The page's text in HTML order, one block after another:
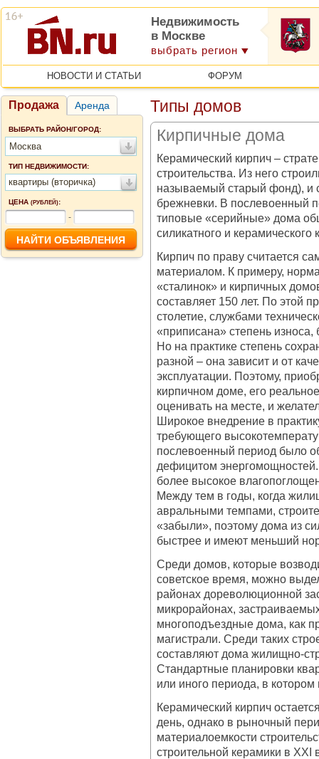
Недвижимость
в Москве
выбрать регион
НОВОСТИ И СТАТЬИ ФОРУМ
Продажа Аренда
ВЫБРАТЬ РАЙОН/ГОРОД:
Москва
ТИП НЕДВИЖИМОСТИ:
квартиры (вторичка)
ЦЕНА (РУБЛЕЙ):
-
Типы домов
Кирпичные дома
Керамический кирпич –
строительства. Из него
называемый старый фонд), и
брежневки. В послевоенный
типовые «серийные» дома
силикатного и керамического
Кирпич по праву считается
материалом. К примеру,
«сталинок» и кирпичных
составляет 150 лет. По
столетие, службами
«приписана» степень
Но на практике степень
разной – она зависит и от
эксплуатации. Поэтому,
кирпичном доме, его
оценивать на месте, и
Широкое внедрение в
требующего
послевоенный период было
дефицитом
более высокое
Между тем в годы, когда
авральными темпами,
«забыли», поэтому дома из
быстрее и имеют меньший
Среди домов, которые
советское время, можно
районах дореволюционной
микрорайонах,
многоподъездные дома, как
магистрали. Среди таких
составляют дома жилищно-
Стандартные планировки
или иного периода, в котором
Керамический кирпич
день, однако в рыночный
материалоемкости
строительной керамики в XXI